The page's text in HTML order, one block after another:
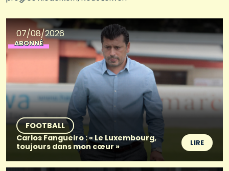
07/08/2026
ABONNÉ
FOOTBALL
Carlos Fangueiro : « Le Luxembourg,
toujours dans mon cœur »
LIRE